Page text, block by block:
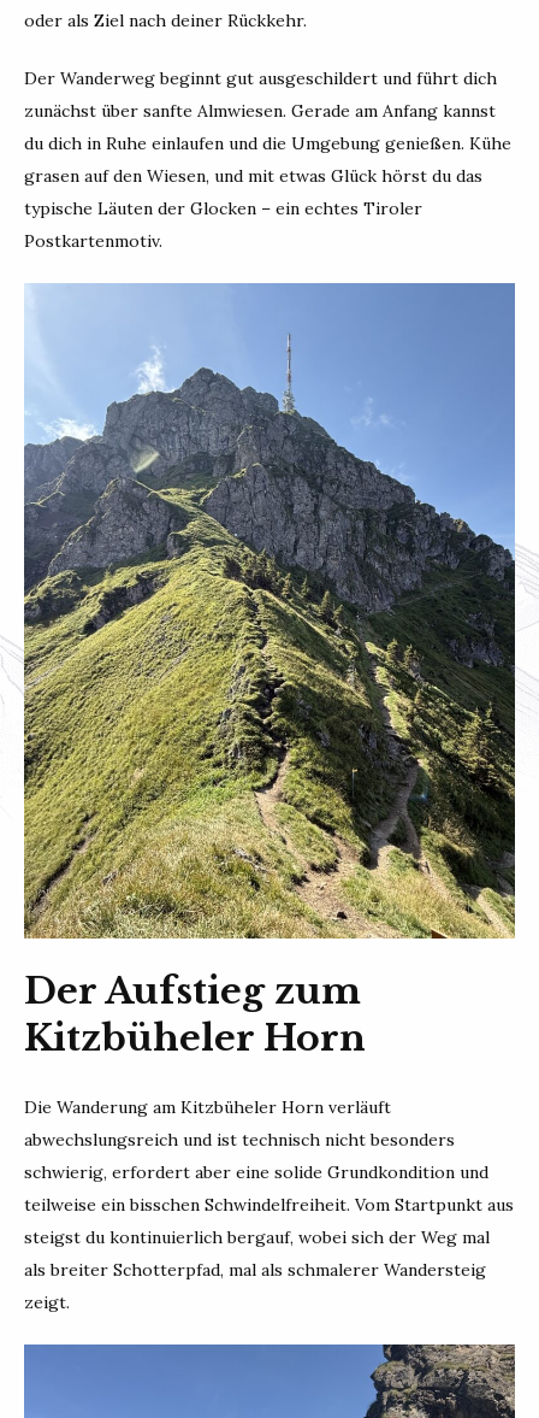
oder als Ziel nach deiner Rückkehr.
Der Wanderweg beginnt gut ausgeschildert und führt dich
zunächst über sanfte Almwiesen. Gerade am Anfang kannst
du dich in Ruhe einlaufen und die Umgebung genießen. Kühe
grasen auf den Wiesen, und mit etwas Glück hörst du das
typische Läuten der Glocken – ein echtes Tiroler
Postkartenmotiv.
Der Aufstieg zum
Kitzbüheler Horn
Die Wanderung am Kitzbüheler Horn verläuft
abwechslungsreich und ist technisch nicht besonders
schwierig, erfordert aber eine solide Grundkondition und
teilweise ein bisschen Schwindelfreiheit. Vom Startpunkt aus
steigst du kontinuierlich bergauf, wobei sich der Weg mal
als breiter Schotterpfad, mal als schmalerer Wandersteig
zeigt.